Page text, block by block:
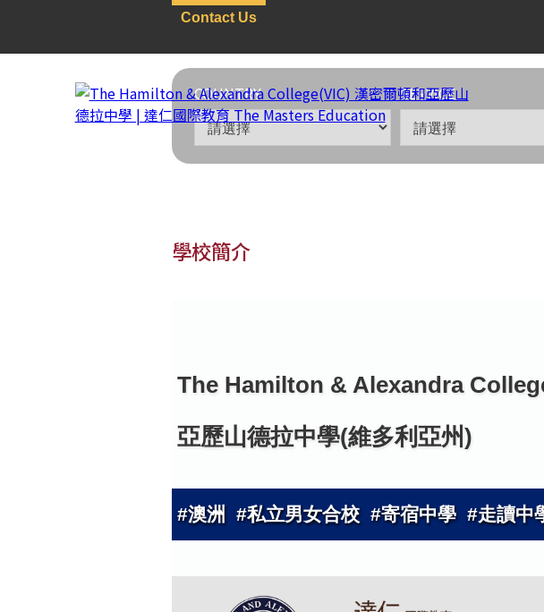
Contact Us
COUNTRY SERVICE
學校簡介
The Hamilton & Alexandra
亞歷山德拉中學(維多利亞州)
#澳洲 #私立男女合校 #寄宿中學 #走讀中